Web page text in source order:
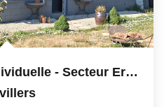
Maison De Village Individuelle - Secteur Ervillers